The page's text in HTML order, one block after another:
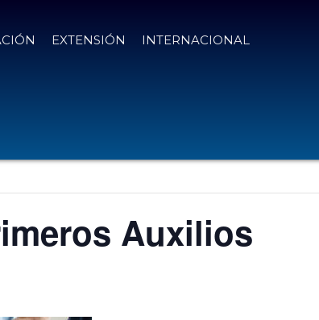
EXTENSIÓN INTERNACIONAL
Auxilios